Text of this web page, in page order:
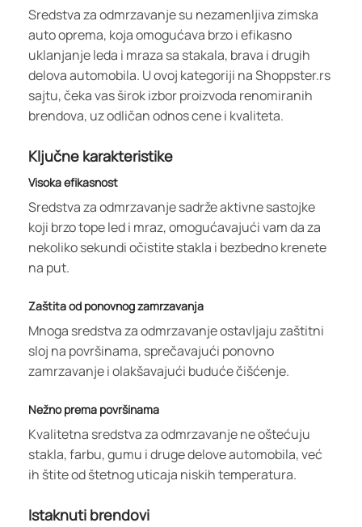
Sredstva za odmrzavanje su nezamenljiva zimska
auto oprema, koja omogućava brzo i efikasno
uklanjanje leda i mraza sa stakala, brava i drugih
delova automobila. U ovoj kategoriji na Shoppster.rs
sajtu, čeka vas širok izbor proizvoda renomiranih
brendova, uz odličan odnos cene i kvaliteta.
Ključne karakteristike
Visoka efikasnost
Sredstva za odmrzavanje sadrže aktivne sastojke
koji brzo tope led i mraz, omogućavajući vam da za
nekoliko sekundi očistite stakla i bezbedno krenete
na put.
Zaštita od ponovnog zamrzavanja
Mnoga sredstva za odmrzavanje ostavljaju zaštitni
sloj na površinama, sprečavajući ponovno
zamrzavanje i olakšavajući buduće čišćenje.
Nežno prema površinama
Kvalitetna sredstva za odmrzavanje ne oštećuju
stakla, farbu, gumu i druge delove automobila, već
ih štite od štetnog uticaja niskih temperatura.
Istaknuti brendovi